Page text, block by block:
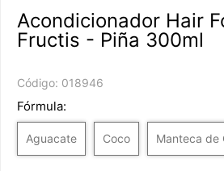
Acondicionador Hair
Fructis - Piña 300ml
Código: 018946
Fórmula:
Aguacate Coco Manteca de